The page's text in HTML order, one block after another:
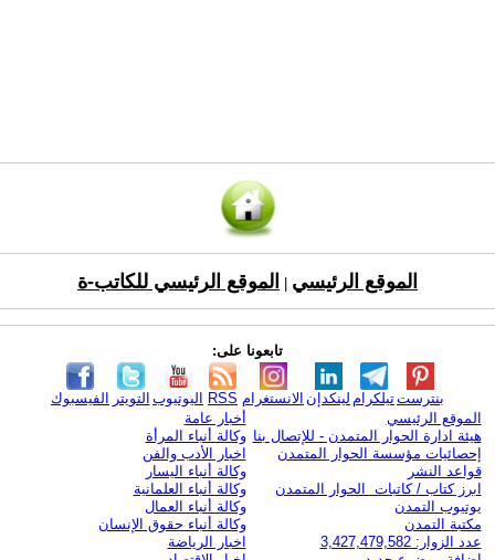
الموقع الرئيسي الموقع الرئيسي للكاتب-ة
تابعونا على:
الفيسبوك التويتر اليوتيوب RSS الانستغرام لينكدإن تيلكرامبنترست
الموقع الرئيسي
هيئة ادارة الحوار المتمدن - للإتصال بنا
إحصائيات مؤسسة الحوار المتمدن
قواعد النشر
ابرز كتاب / كاتبات الحوار المتمدن
يوتيوب التمدن
مكتبة التمدن
عدد الزوار: 3,427,479,582
أخبار عامة
وكالة أنباء المرأة
اخبار الأدب والفن
وكالة أنباء اليسار
وكالة أنباء العلمانية
وكالة أنباء العمال
وكالة أنباء حقوق الإنسان
اخبار الرياضة